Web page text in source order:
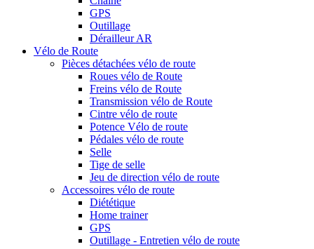
GPS
Outillage
Dérailleur AR
Vélo de Route
Pièces détachées vélo de route
Roues vélo de Route
Freins vélo de Route
Transmission vélo de Route
Cintre vélo de route
Potence Vélo de route
Pédales vélo de route
Selle
Tige de selle
Jeu de direction vélo de route
Accessoires vélo de route
Diététique
Home trainer
GPS
Outillage - Entretien vélo de route